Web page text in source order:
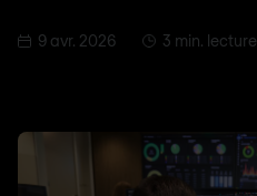
9 avr. 2026 3 min. lecture